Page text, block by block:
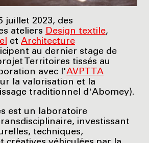
juillet 2023, des
ateliers Design textile,
et Architecture
au dernier stage de
Territoires tissés au
avec l'AVPTTA
la valorisation et la
traditionnel d'Abomey).
est un laboratoire
investissant
techniques,